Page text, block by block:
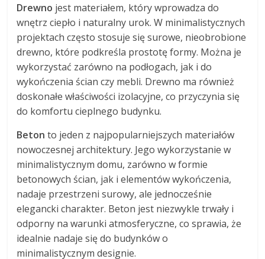
Drewno jest materiałem, który wprowadza do
wnętrz ciepło i naturalny urok. W minimalistycznych
projektach często stosuje się surowe, nieobrobione
drewno, które podkreśla prostotę formy. Można je
wykorzystać zarówno na podłogach, jak i do
wykończenia ścian czy mebli. Drewno ma również
doskonałe właściwości izolacyjne, co przyczynia się
do komfortu cieplnego budynku.
Beton to jeden z najpopularniejszych materiałów
nowoczesnej architektury. Jego wykorzystanie w
minimalistycznym domu, zarówno w formie
betonowych ścian, jak i elementów wykończenia,
nadaje przestrzeni surowy, ale jednocześnie
elegancki charakter. Beton jest niezwykle trwały i
odporny na warunki atmosferyczne, co sprawia, że
idealnie nadaje się do budynków o
minimalistycznym designie.